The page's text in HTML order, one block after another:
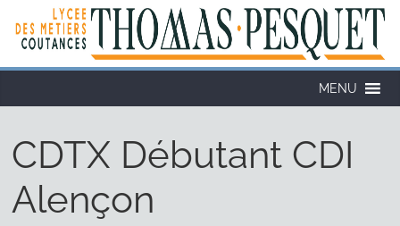
MENU
CDTX Débutant CDI
Alençon